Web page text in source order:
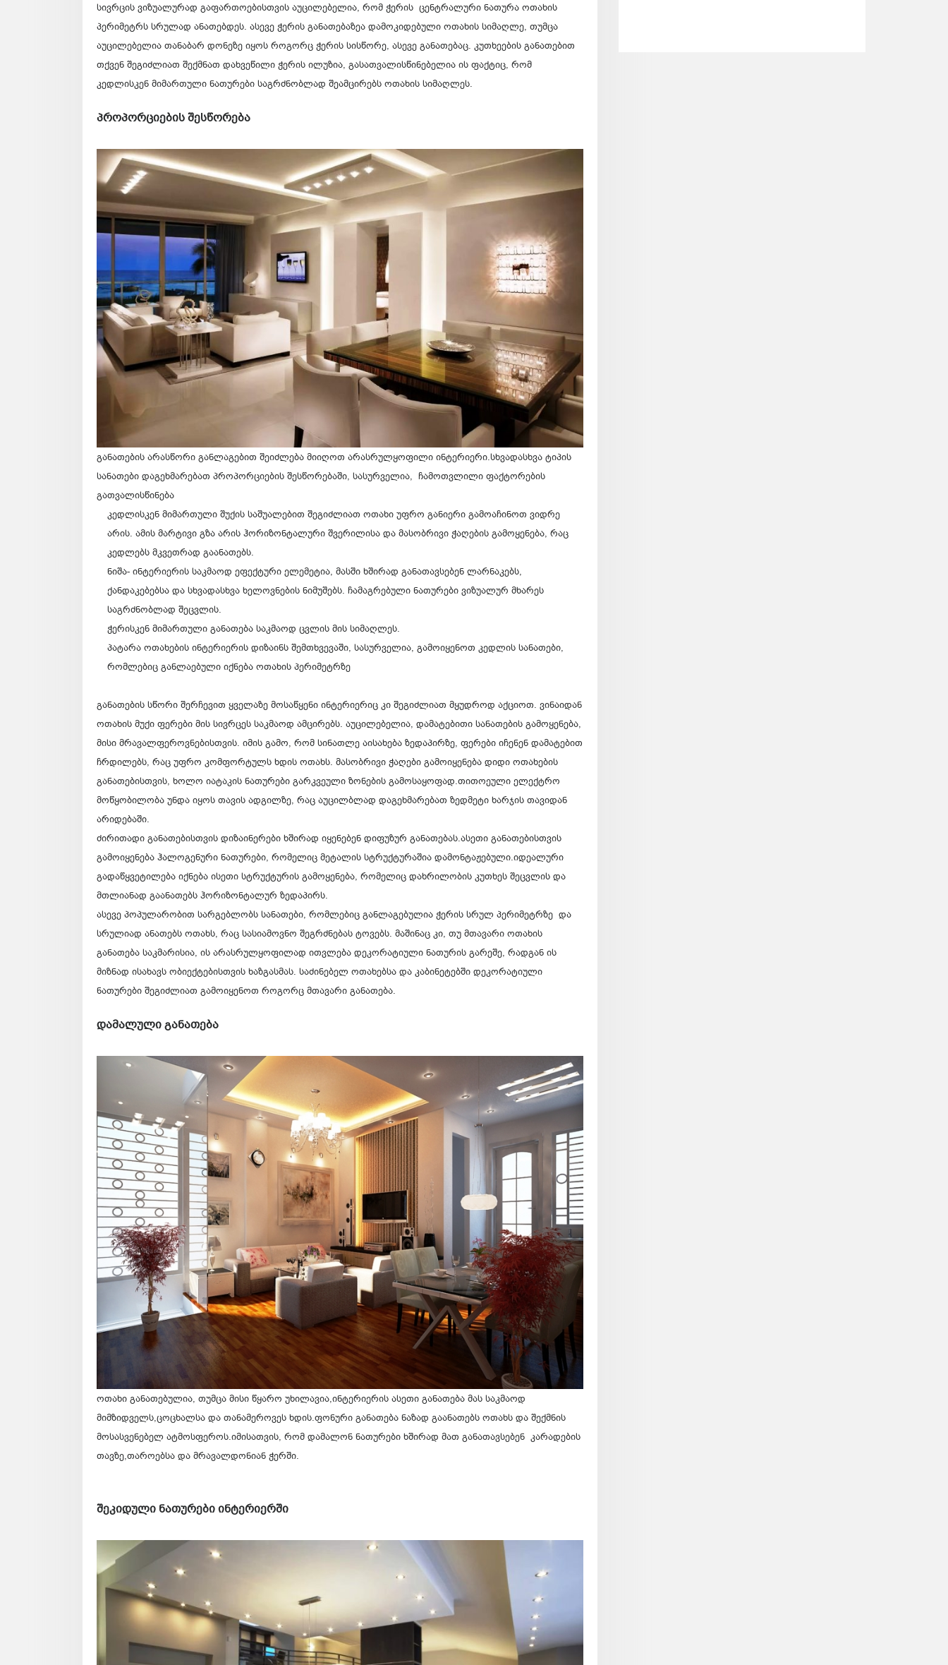
სივრცის ვიზუალურად გაფართოებისთვის აუცილებელია, რომ ჭერის ცენტრალური ნათურა ოთახის
პერიმეტრს სრულად ანათებდეს. ასევე ჭერის განათებაზეა დამოკიდებული ოთახის სიმაღლე, თუმცა
აუცილებელია თანაბარ დონეზე იყოს როგორც ჭერის სისწორე, ასევე განათებაც. კუთხეების განათებით
თქვენ შეგიძლიათ შექმნათ დახვეწილი ჭერის ილუზია, გასათვალისწინებელია ის ფაქტიც, რომ
კედლისკენ მიმართული ნათურები საგრძნობლად შეამცირებს ოთახის სიმაღლეს.
პროპორციების შესწორება
განათების არასწორი განლაგებით შეიძლება მიიღოთ არასრულყოფილი ინტერიერი.სხვადასხვა ტიპის
სანათები დაგეხმარებათ პროპორციების შესწორებაში, სასურველია, ჩამოთვლილი ფაქტორების
გათვალისწინება
კედლისკენ მიმართული შუქის საშუალებით შეგიძლიათ ოთახი უფრო განიერი გამოაჩინოთ ვიდრე
არის. ამის მარტივი გზა არის ჰორიზონტალური შვერილისა და მასობრივი ჭაღების გამოყენება, რაც
კედლებს მკვეთრად გაანათებს.
ნიშა- ინტერიერის საკმაოდ ეფექტური ელემეტია, მასში ხშირად განათავსებენ ლარნაკებს,
ქანდაკებებსა და სხვადასხვა ხელოვნების ნიმუშებს. ჩამაგრებული ნათურები ვიზუალურ მხარეს
საგრძნობლად შეცვლის.
ჭერისკენ მიმართული განათება საკმაოდ ცვლის მის სიმაღლეს.
პატარა ოთახების ინტერიერის დიზაინს შემთხვევაში, სასურველია, გამოიყენოთ კედლის სანათები,
რომლებიც განლაებული იქნება ოთახის პერიმეტრზე
განათების სწორი შერჩევით ყველაზე მოსაწყენი ინტერიერიც კი შეგიძლიათ მყუდროდ აქციოთ. ვინაიდან
ოთახის მუქი ფერები მის სივრცეს საკმაოდ ამცირებს. აუცილებელია, დამატებითი სანათების გამოყენება,
მისი მრავალფეროვნებისთვის. იმის გამო, რომ სინათლე აისახება ზედაპირზე, ფერები იჩენენ დამატებით
ჩრდილებს, რაც უფრო კომფორტულს ხდის ოთახს. მასობრივი ჭაღები გამოიყენება დიდი ოთახების
განათებისთვის, ხოლო იატაკის ნათურები გარკვეული ზონების გამოსაყოფად.თითოეული ელექტრო
მოწყობილობა უნდა იყოს თავის ადგილზე, რაც აუცილბლად დაგეხმარებათ ზედმეტი ხარჯის თავიდან
არიდებაში.
ძირითადი განათებისთვის დიზაინერები ხშირად იყენებენ დიფუზურ განათებას.ასეთი განათებისთვის
გამოიყენება ჰალოგენური ნათურები, რომელიც მეტალის სტრუქტურაშია დამონტაჟებული.იდეალური
გადაწყვეტილება იქნება ისეთი სტრუქტურის გამოყენება, რომელიც დახრილობის კუთხეს შეცვლის და
მთლიანად გაანათებს ჰორიზონტალურ ზედაპირს.
ასევე პოპულარობით სარგებლობს სანათები, რომლებიც განლაგებულია ჭერის სრულ პერიმეტრზე და
სრულიად ანათებს ოთახს, რაც სასიამოვნო შეგრძნებას ტოვებს. მაშინაც კი, თუ მთავარი ოთახის
განათება საკმარისია, ის არასრულყოფილად ითვლება დეკორატიული ნათურის გარეშე, რადგან ის
მიზნად ისახავს ობიექტებისთვის ხაზგასმას. საძინებელ ოთახებსა და კაბინეტებში დეკორატიული
ნათურები შეგიძლიათ გამოიყენოთ როგორც მთავარი განათება.
დამალული განათება
ოთახი განათებულია, თუმცა მისი წყარო უხილავია,ინტერიერის ასეთი განათება მას საკმაოდ
მიმზიდველს,ცოცხალსა და თანამეროვეს ხდის.ფონური განათება ნაზად გაანათებს ოთახს და შექმნის
მოსასვენებელ ატმოსფეროს.იმისათვის, რომ დამალონ ნათურები ხშირად მათ განათავსებენ კარადების
თავზე,თაროებსა და მრავალდონიან ჭერში.
შეკიდული ნათურები ინტერიერში